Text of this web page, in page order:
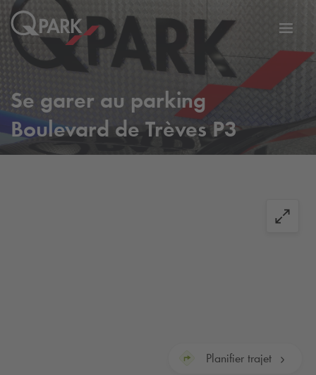
vers
la
Se garer au parking
Boulevard de Trèves P3
Planifier trajet